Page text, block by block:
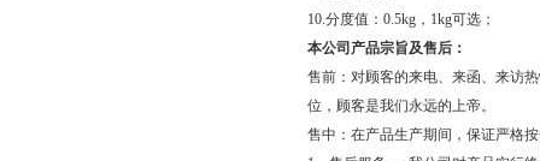
10.分度值：0.5kg，1kg可选；
本公司产品宗旨及售后：
售前：对顾客的来电、来函、来访
位，顾客是我们永远的上帝。
售中：在产品生产期间，保证严格